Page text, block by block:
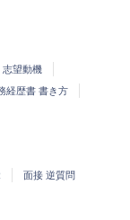
志望動機
経歴書 書き方
面接 逆質問